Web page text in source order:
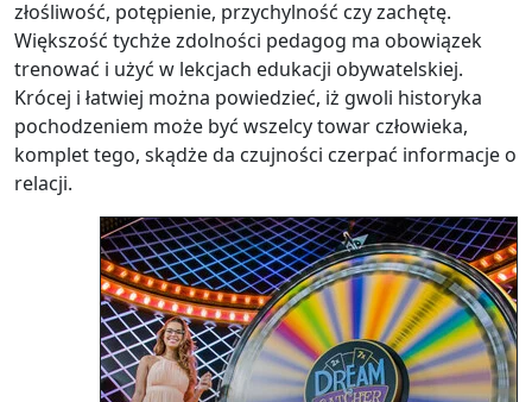
złośliwość, potępienie, przychylność czy zachętę.
Większość tychże zdolności pedagog ma obowiązek
trenować i użyć w lekcjach edukacji obywatelskiej.
Krócej i łatwiej można powiedzieć, iż gwoli historyka
pochodzeniem może być wszelcy towar człowieka,
komplet tego, skądże da czujności czerpać informacje o
relacji.